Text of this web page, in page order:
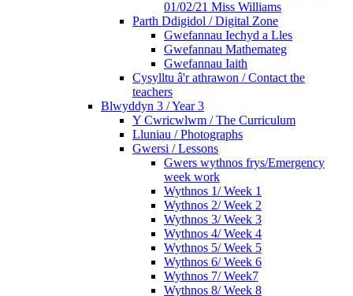
01/02/21 Miss Williams
Parth Ddigidol / Digital Zone
Gwefannau Iechyd a Lles
Gwefannau Mathemateg
Gwefannau Iaith
Cysylltu â'r athrawon / Contact the
teachers
Blwyddyn 3 / Year 3
Y Cwricwlwm / The Curriculum
Lluniau / Photographs
Gwersi / Lessons
Gwers wythnos frys/Emergency
week work
Wythnos 1/ Week 1
Wythnos 2/ Week 2
Wythnos 3/ Week 3
Wythnos 4/ Week 4
Wythnos 5/ Week 5
Wythnos 6/ Week 6
Wythnos 7/ Week7
Wythnos 8/ Week 8